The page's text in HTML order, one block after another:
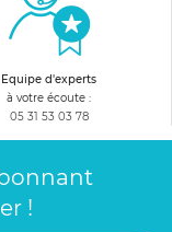
Equipe d'experts
à votre écoute :
05 31 53 03 78
!